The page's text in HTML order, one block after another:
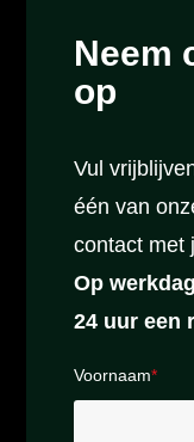
Neem
op
Vul
één van
contact met
Op
24 uur een
Voornaam*